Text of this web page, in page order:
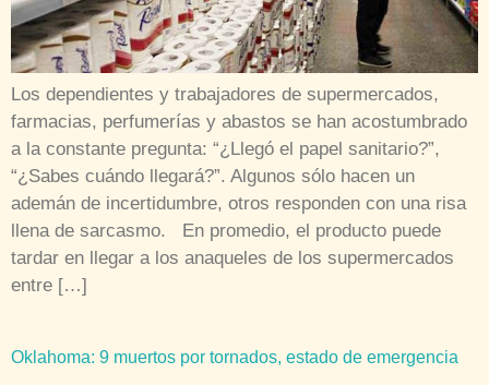
Los dependientes y trabajadores de supermercados,
farmacias, perfumerías y abastos se han acostumbrado
a la constante pregunta: “¿Llegó el papel sanitario?”,
“¿Sabes cuándo llegará?”. Algunos sólo hacen un
ademán de incertidumbre, otros responden con una risa
llena de sarcasmo. En promedio, el producto puede
tardar en llegar a los anaqueles de los supermercados
entre […]
Oklahoma: 9 muertos por tornados, estado de emergencia